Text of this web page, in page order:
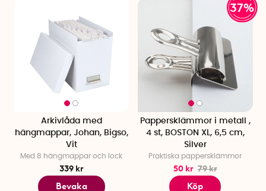
Arkivlåda med
hängmappar, Johan, Bigso,
Vit
Med 8 hängmappar och lock
339 kr
Bevaka
37%
Pappersklämmor i metall ,
4 st, BOSTON XL, 6,5 cm,
Silver
Praktiska pappersklämmor
50 kr 79 kr
Köp